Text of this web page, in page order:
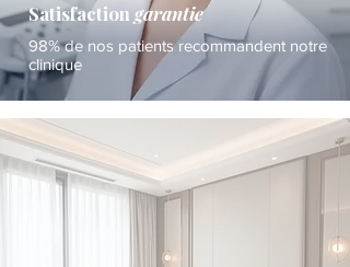
Satisfaction garantie
98% de nos patients recommandent notre
clinique